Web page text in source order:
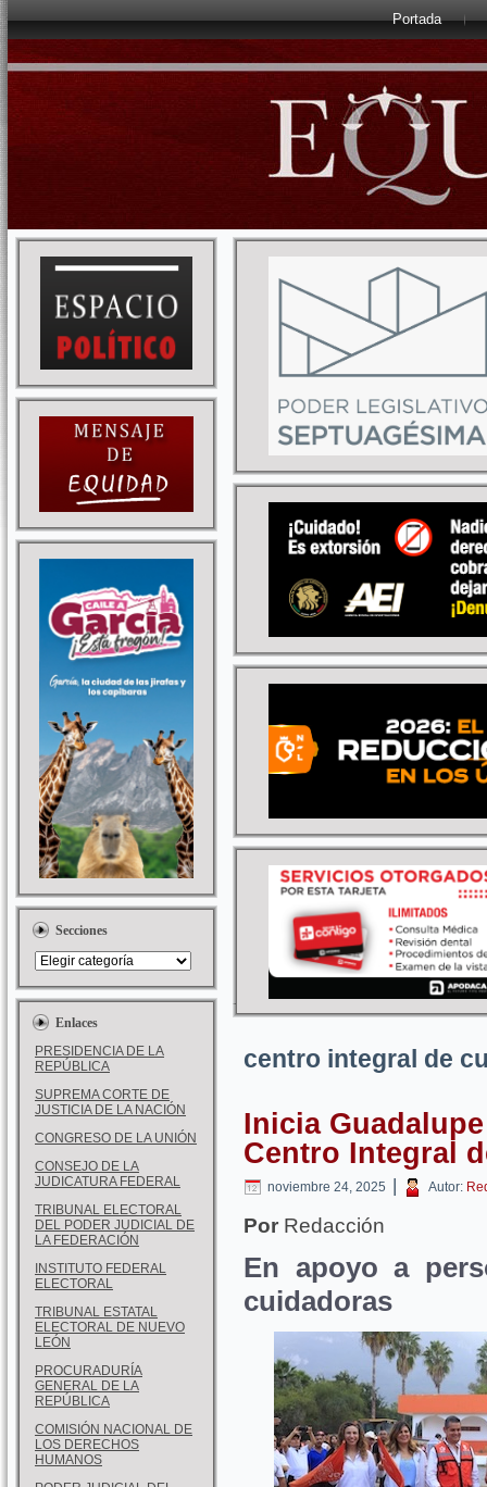
Portada
Secciones
Enlaces
PRESIDENCIA DE LA
REPÚBLICA
SUPREMA CORTE DE
JUSTICIA DE LA NACIÓN
CONGRESO DE LA UNIÓN
CONSEJO DE LA
JUDICATURA FEDERAL
TRIBUNAL ELECTORAL
DEL PODER JUDICIAL DE
LA FEDERACIÓN
INSTITUTO FEDERAL
ELECTORAL
TRIBUNAL ESTATAL
ELECTORAL DE NUEVO
LEÓN
PROCURADURÍA
GENERAL DE LA
REPÚBLICA
COMISIÓN NACIONAL DE
LOS DERECHOS
HUMANOS
centro integral de
Inicia
Centro Integral
noviembre 24, 2025 | Autor:
Por Redacción
En apoyo a
cuidadoras